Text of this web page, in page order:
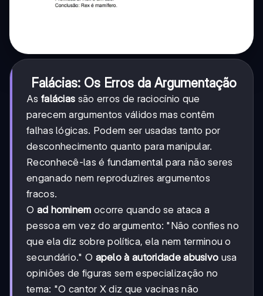
Falácias: Os Erros da Argumentação
As falácias são erros de raciocínio que
parecem argumentos válidos mas contêm
falhas lógicas. Podem ser usadas tanto por
desconhecimento quanto para manipular.
Reconhecê-las é fundamental para não seres
enganado nem reproduzires argumentos
fracos.
O ad hominem ocorre quando se ataca a
pessoa em vez do argumento: "Não confies no
que ela diz sobre política, ela nem terminou o
secundário." O apelo à autoridade abusivo usa
opiniões de figuras sem especialização no
tema: "O cantor X diz que vacinas não